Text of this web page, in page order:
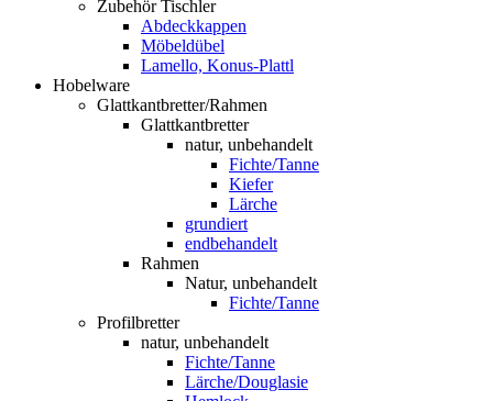
Zubehör Tischler
Abdeckkappen
Möbeldübel
Lamello, Konus-Plattl
Hobelware
Glattkantbretter/Rahmen
Glattkantbretter
natur, unbehandelt
Fichte/Tanne
Kiefer
Lärche
grundiert
endbehandelt
Rahmen
Natur, unbehandelt
Fichte/Tanne
Profilbretter
natur, unbehandelt
Fichte/Tanne
Lärche/Douglasie